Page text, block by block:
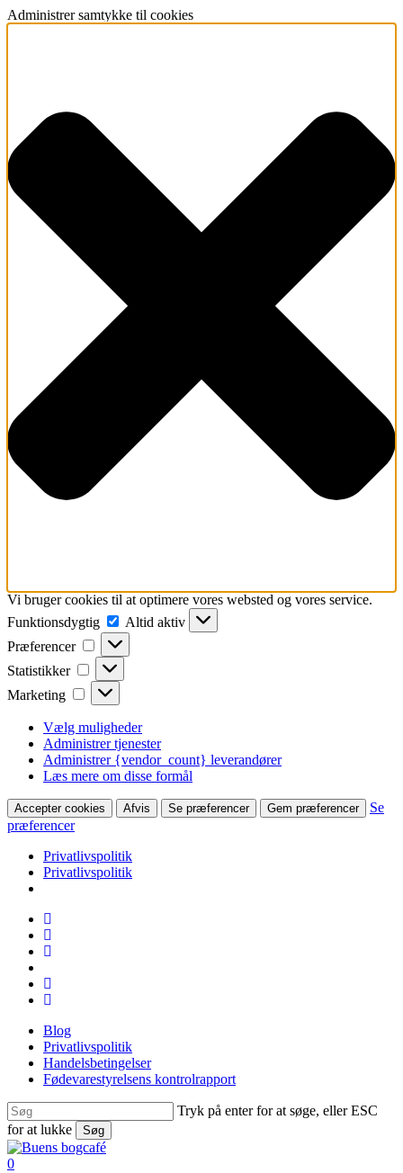
Administrer samtykke til cookies
Vi bruger cookies til at optimere vores websted og vores service.
Funktionsdygtig
Funktionsdygtig
Altid aktiv
Præferencer
Præferencer
Statistikker Statistikker
Marketing Marketing
Vælg muligheder
Administrer tjenester
Administrer {vendor_count} leverandører
Læs mere om disse formål
Accepter cookies Afvis Se præferencer Gem præferencer
Se
præferencer
Privatlivspolitik
Privatlivspolitik
Skip
main
content
facebook
linkedin
instagram
phone
email
Blog
Privatlivspolitik
Handelsbetingelser
Fødevarestyrelsens kontrolrapport
Tryk på enter for at søge, eller ESC
for at lukke
Søg
Close
Search
search
0